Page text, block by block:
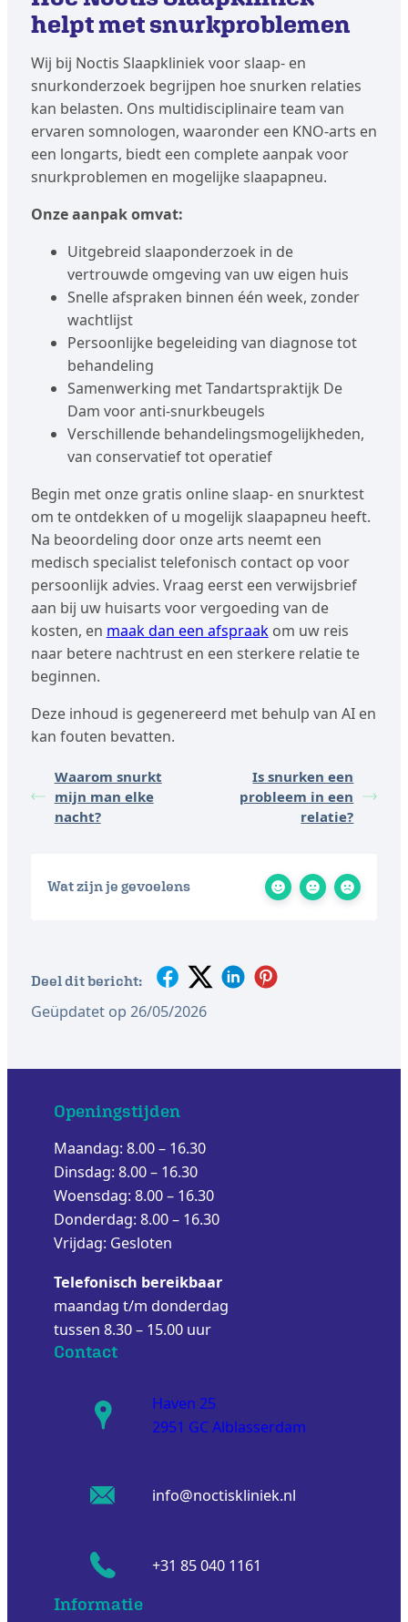
helpt met snurkproblemen
Wij bij Noctis Slaapkliniek voor slaap- en
snurkonderzoek begrijpen hoe snurken relaties
kan belasten. Ons multidisciplinaire team van
ervaren somnologen, waaronder een KNO-arts en
een longarts, biedt een complete aanpak voor
snurkproblemen en mogelijke slaapapneu.
Onze aanpak omvat:
Uitgebreid slaaponderzoek in de
vertrouwde omgeving van uw eigen huis
Snelle afspraken binnen één week, zonder
wachtlijst
Persoonlijke begeleiding van diagnose tot
behandeling
Samenwerking met Tandartspraktijk De
Dam voor anti-snurkbeugels
Verschillende behandelingsmogelijkheden,
van conservatief tot operatief
Begin met onze gratis online slaap- en snurktest
om te ontdekken of u mogelijk slaapapneu heeft.
Na beoordeling door onze arts neemt een
medisch specialist telefonisch contact op voor
persoonlijk advies. Vraag eerst een verwijsbrief
aan bij uw huisarts voor vergoeding van de
kosten, en maak dan een afspraakom uw reis
naar betere nachtrust en een sterkere relatie te
beginnen.
Deze inhoud is gegenereerd met behulp van AI en
kan fouten bevatten.
Waarom snurkt
mijn man elke
nacht?
Is snurken een
probleem in een
relatie?
Wat zijn je gevoelens
Deel dit bericht:
Geüpdatet op 26/05/2026
Openingstijden
Maandag: 8.00 – 16.30
Dinsdag: 8.00 – 16.30
Woensdag: 8.00 – 16.30
Donderdag: 8.00 – 16.30
Vrijdag: Gesloten
Telefonisch bereikbaar
maandag t/m donderdag
tussen 8.30 – 15.00 uur
Contact
Haven 25
2951 GC Alblasserdam
info@noctiskliniek.nl
+31 85 040 1161
Informatie